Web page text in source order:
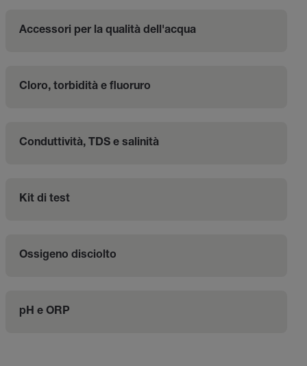
Accessori per la qualità dell'acqua
Cloro, torbidità e fluoruro
Conduttività, TDS e salinità
Kit di test
Ossigeno disciolto
pH e ORP